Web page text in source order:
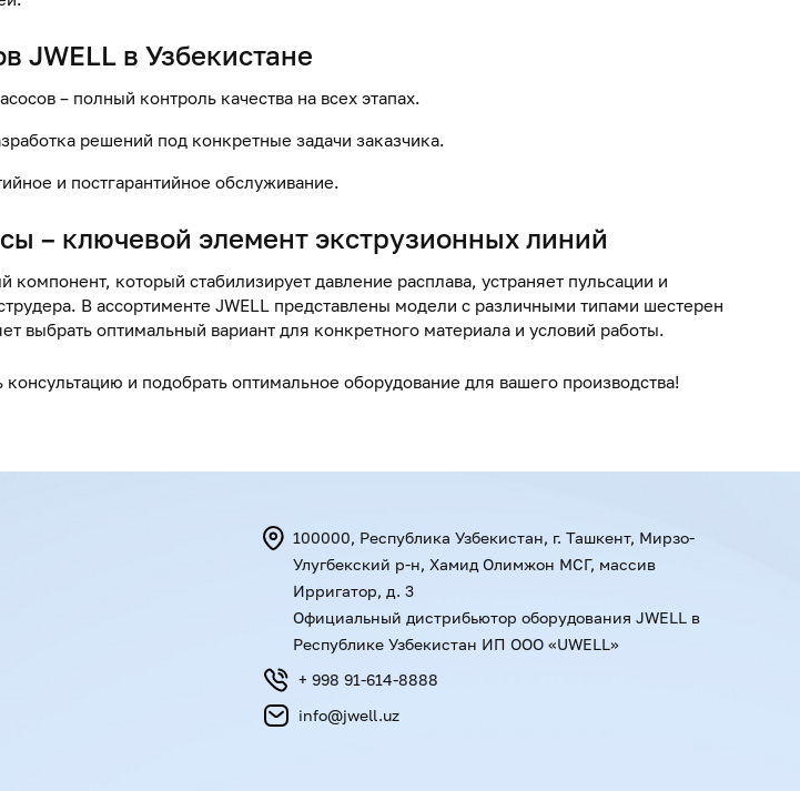
JWELL в Узбекистане
– полный контроль качества на всех этапах.
решений под конкретные задачи заказчика.
и постгарантийное обслуживание.
– ключевой элемент экструзионных линий
компонент, который стабилизирует давление расплава, устраняет пульсации и
В ассортименте JWELL представлены модели с различными типами шестерен
выбрать оптимальный вариант для конкретного материала и условий работы.
консультацию и подобрать оптимальное оборудование для вашего производства!
100000, Республика Узбекистан, г. Ташкент, Мирзо-
Улугбекский р-н, Хамид Олимжон МСГ, массив
Ирригатор, д. 3
Официальный дистрибьютор оборудования JWELL в
Республике Узбекистан ИП ООО «UWELL»
+ 998 91-614-8888
info@jwell.uz